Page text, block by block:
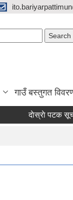
गाउँ बस्तुगत
दाेस्राे पटक सूचना